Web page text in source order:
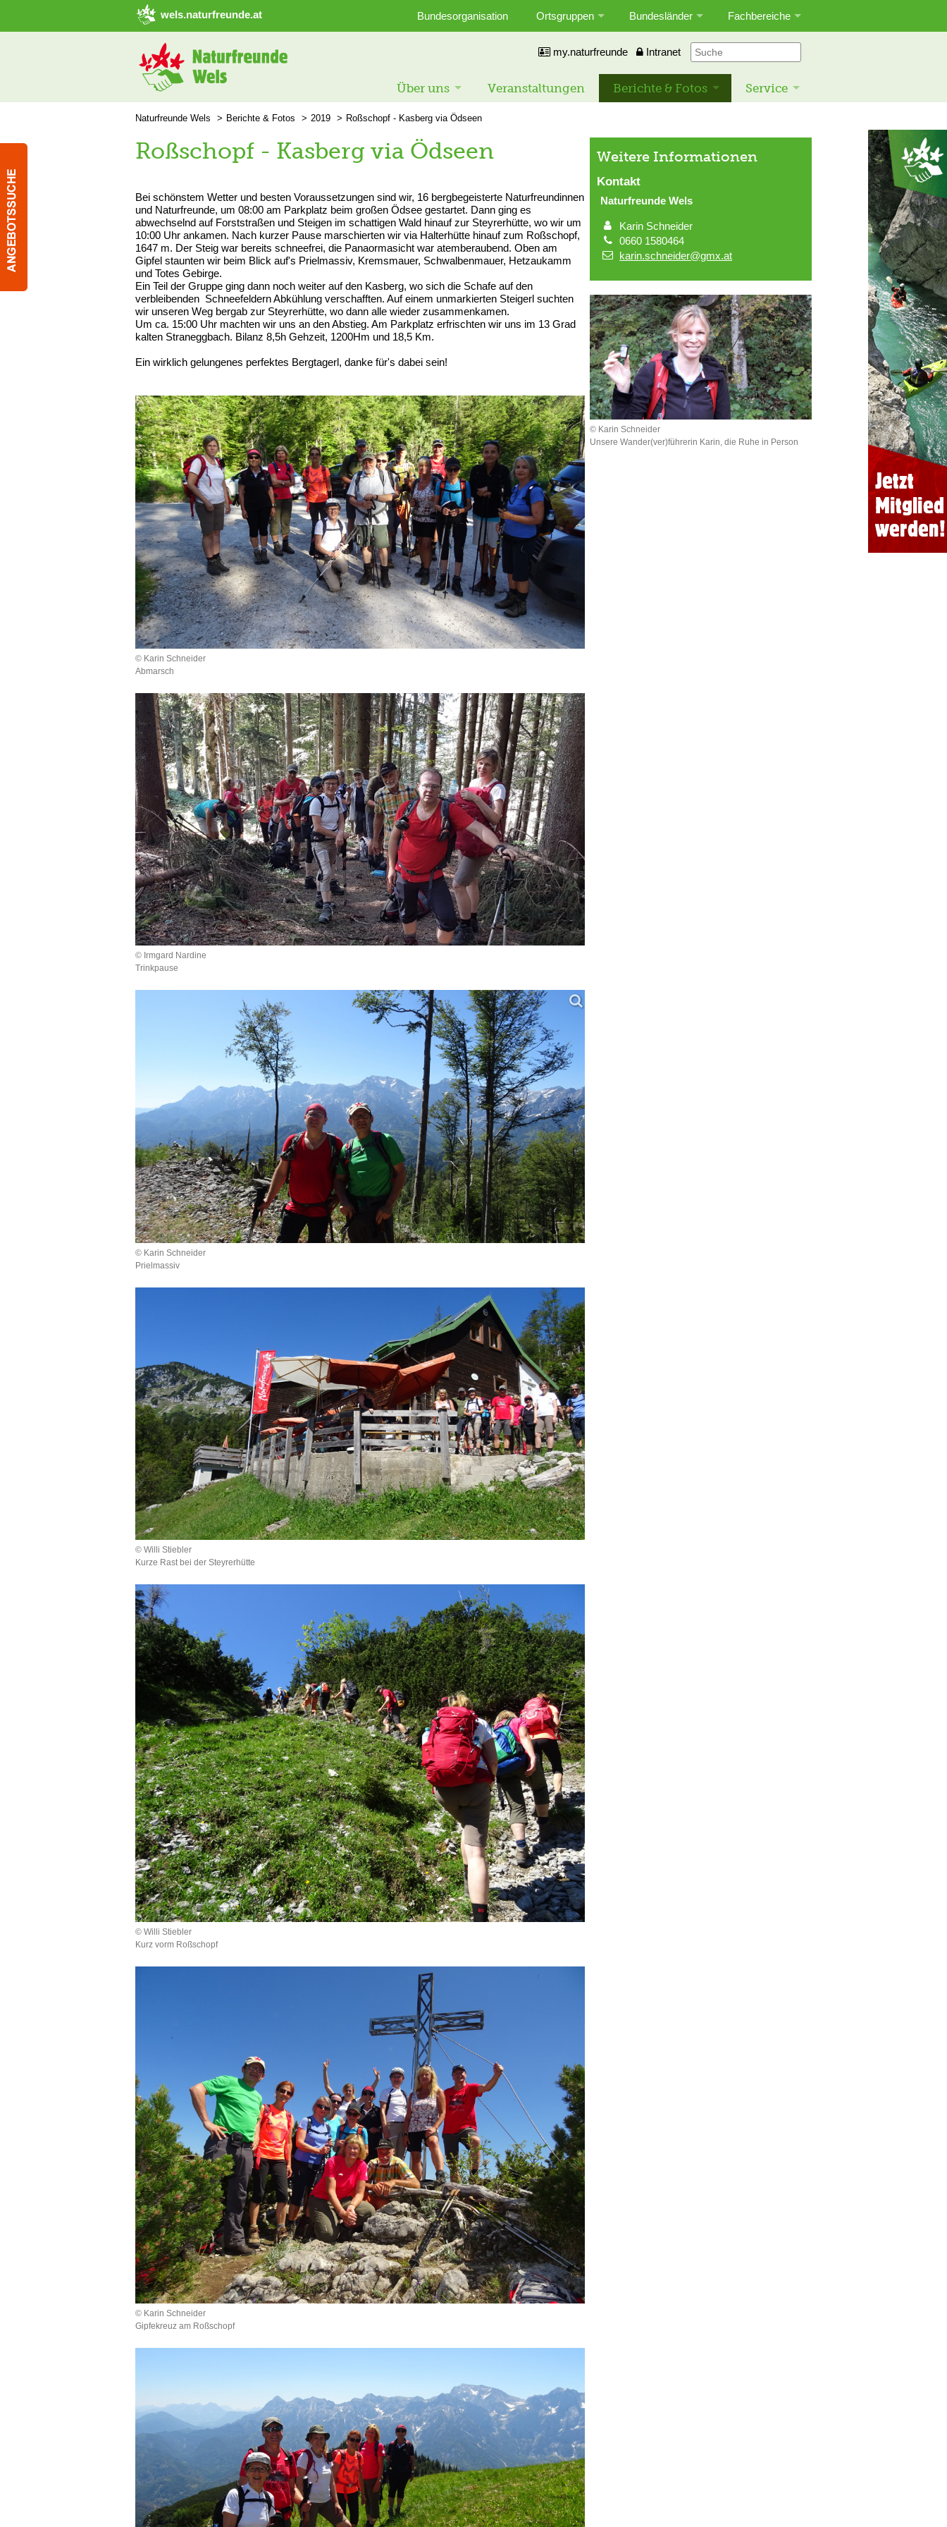
➜ Hauptregion der Seite anspringen
wels.naturfreunde.at Bundesorganisation Ortsgruppen Bundesländer Fachbereiche
my.naturfreunde Intranet
Über uns Veranstaltungen Berichte & Fotos Service
Naturfreunde Wels Berichte & Fotos 2019 Roßschopf - Kasberg via Ödseen
Roßschopf - Kasberg via Ödseen
Bei schönstem Wetter und besten Voraussetzungen sind wir, 16 bergbegeisterte Naturfreundinnen
und Naturfreunde, um 08:00 am Parkplatz beim großen Ödsee gestartet. Dann ging es
abwechselnd auf Forststraßen und Steigen im schattigen Wald hinauf zur Steyrerhütte, wo wir um
10:00 Uhr ankamen. Nach kurzer Pause marschierten wir via Halterhütte hinauf zum Roßschopf,
1647 m. Der Steig war bereits schneefrei, die Panaormasicht war atemberaubend. Oben am
Gipfel staunten wir beim Blick auf's Prielmassiv, Kremsmauer, Schwalbenmauer, Hetzaukamm
und Totes Gebirge.
Ein Teil der Gruppe ging dann noch weiter auf den Kasberg, wo sich die Schafe auf den
verbleibenden Schneefeldern Abkühlung verschafften. Auf einem unmarkierten Steigerl suchten
wir unseren Weg bergab zur Steyrerhütte, wo dann alle wieder zusammenkamen.
Um ca. 15:00 Uhr machten wir uns an den Abstieg. Am Parkplatz erfrischten wir uns im 13 Grad
kalten Straneggbach. Bilanz 8,5h Gehzeit, 1200Hm und 18,5 Km.
Ein wirklich gelungenes perfektes Bergtagerl, danke für's dabei sein!
© Karin Schneider
Abmarsch
© Irmgard Nardine
Trinkpause
© Karin Schneider
Prielmassiv
© Willi Stiebler
Kurze Rast bei der Steyrerhütte
© Willi Stiebler
Kurz vorm Roßschopf
© Karin Schneider
Gipfekreuz am Roßschopf
Weitere Informationen
Kontakt
Naturfreunde Wels
Karin Schneider
0660 1580464
karin.schneider@gmx.at
© Karin Schneider
Unsere Wander(ver)führerin Karin, die Ruhe in Person